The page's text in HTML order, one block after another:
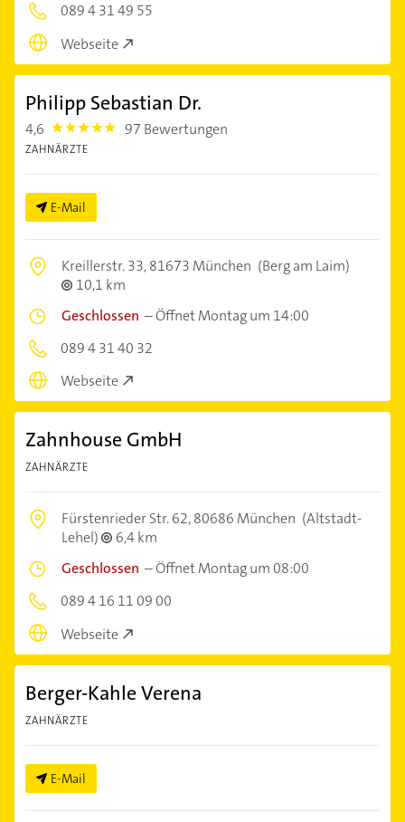
089 4 31 49 55
Webseite
Philipp Sebastian Dr.
4,6 4.6 97 Bewertungen
ZAHNÄRZTE
E-Mail
Kreillerstr. 33,81673 München (Berg am Laim)
10,1 km
Geschlossen –Öffnet Montag um 14:00
089 4 31 40 32
Webseite
Zahnhouse GmbH
ZAHNÄRZTE
Fürstenrieder Str. 62,80686 München (Altstadt-
Lehel)
6,4 km
Geschlossen –Öffnet Montag um 08:00
089 4 16 11 09 00
Webseite
Berger-Kahle Verena
ZAHNÄRZTE
E-Mail